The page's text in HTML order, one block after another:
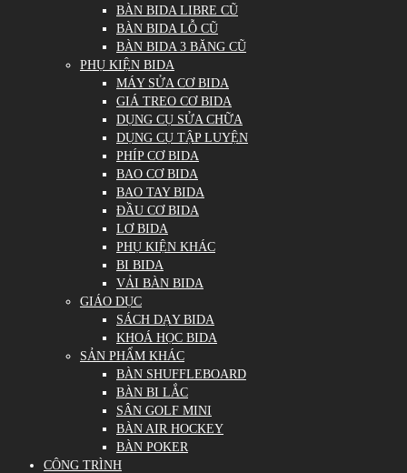
BÀN BIDA LIBRE CŨ
BÀN BIDA LỖ CŨ
BÀN BIDA 3 BĂNG CŨ
PHỤ KIỆN BIDA
MÁY SỬA CƠ BIDA
GIÁ TREO CƠ BIDA
DỤNG CỤ SỬA CHỮA
DỤNG CỤ TẬP LUYỆN
PHÍP CƠ BIDA
BAO CƠ BIDA
BAO TAY BIDA
ĐẦU CƠ BIDA
LƠ BIDA
PHỤ KIỆN KHÁC
BI BIDA
VẢI BÀN BIDA
GIÁO DỤC
SÁCH DẠY BIDA
KHOÁ HỌC BIDA
SẢN PHẨM KHÁC
BÀN SHUFFLEBOARD
BÀN BI LẮC
SÂN GOLF MINI
BÀN AIR HOCKEY
BÀN POKER
CÔNG TRÌNH